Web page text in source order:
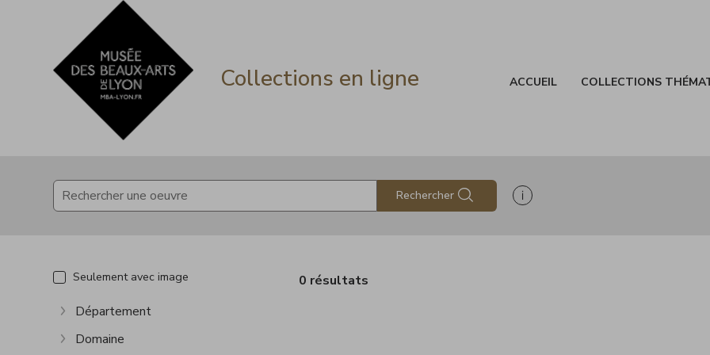
Accèder directement au contenu
Accèder directement au contenu
Collections en ligne ACCUEIL COLLECTIONS
Rechercher Afficher les informations d'aide à
Seulement avec image
Afficher plus
Département
Afficher plus
Domaine
0 résultats